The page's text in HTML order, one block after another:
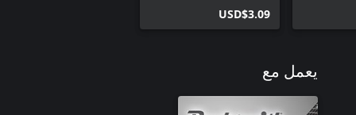
USD$3.09
يعمل مع